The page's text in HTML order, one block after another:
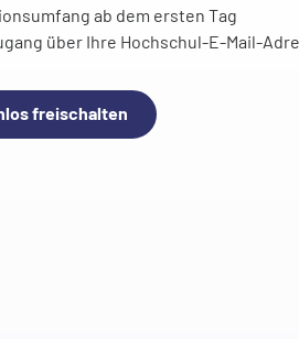
ab dem ersten Tag
über Ihre Hochschul-E-Mail-
freischalten